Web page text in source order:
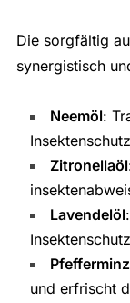
Die sorgfältig
synergistisch
Neemöl:
Zitronellaöl
Lavendelöl
Insektenschutz
und erfrischt